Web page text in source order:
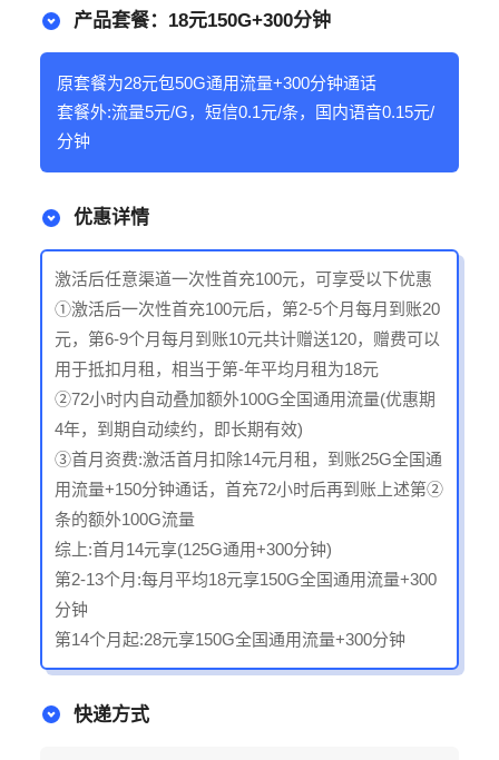
产品套餐：18元150G+300分钟
原套餐为28元包50G通用流量+300分钟通话
套餐外:流量5元/G，短信0.1元/条，国内语音0.15元/
分钟
优惠详情
激活后任意渠道一次性首充100元，可享受以下优惠
①激活后一次性首充100元后，第2-5个月每月到账20
元，第6-9个月每月到账10元共计赠送120，赠费可以
用于抵扣月租，相当于第-年平均月租为18元
②72小时内自动叠加额外100G全国通用流量(优惠期
4年，到期自动续约，即长期有效)
③首月资费:激活首月扣除14元月租，到账25G全国通
用流量+150分钟通话，首充72小时后再到账上述第②
条的额外100G流量
综上:首月14元享(125G通用+300分钟)
第2-13个月:每月平均18元享150G全国通用流量+300
分钟
第14个月起:28元享150G全国通用流量+300分钟
快递方式